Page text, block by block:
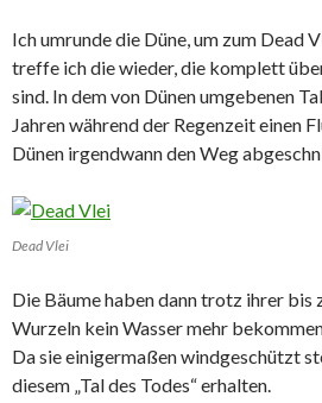
Ich umrunde die Düne, um zum Dead
treffe ich die wieder, die komplett
sind. In dem von Dünen umgebenen
Jahren während der Regenzeit einen
Dünen irgendwann den Weg
Dead Vlei
Die Bäume haben dann trotz ihrer
Wurzeln kein Wasser mehr
Da sie einigermaßen windgeschützt
diesem „Tal des Todes“ erhalten.